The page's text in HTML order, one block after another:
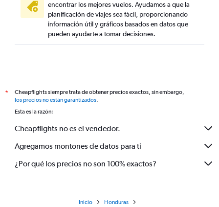
encontrar los mejores vuelos. Ayudamos a que la
planificación de viajes sea fácil, proporcionando
información útil y gráficos basados en datos que
pueden ayudarte a tomar decisiones.
*
Cheapflights siempre trata de obtener precios exactos, sin embargo,
los precios no están garantizados.
Esta es la razón:
Cheapflights no es el vendedor.
Agregamos montones de datos para ti
¿Por qué los precios no son 100% exactos?
Inicio
Honduras